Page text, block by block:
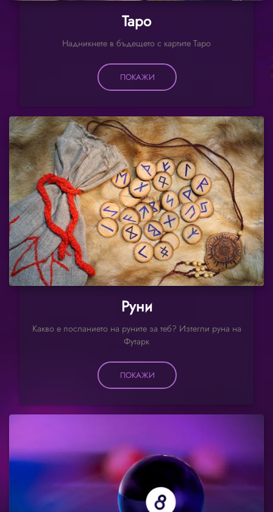
Таро
Надникнете в бъдещето с картите Таро
ПОКАЖИ
Руни
Какво е посланието на руните за теб? Изтегли руна на
Футарк
ПОКАЖИ